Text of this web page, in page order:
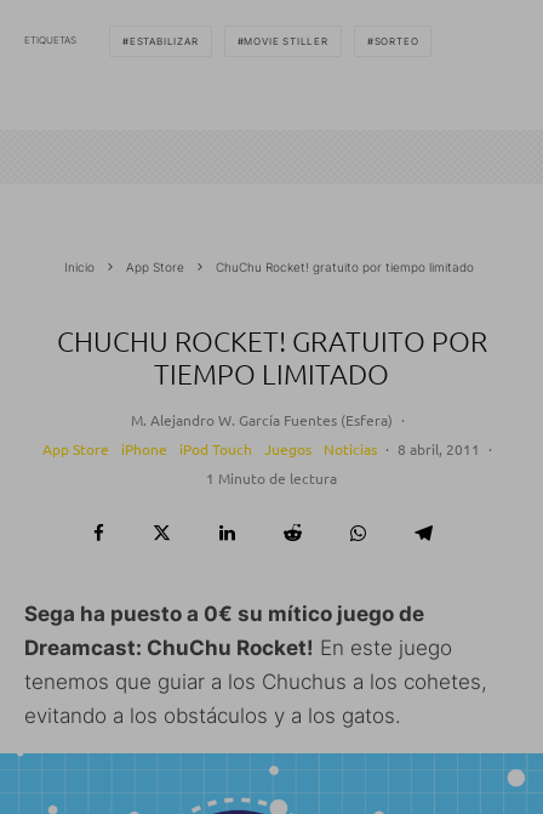
ETIQUETAS ESTABILIZAR MOVIE STILLER SORTEO
Inicio App Store ChuChu Rocket! gratuito por tiempo limitado
CHUCHU ROCKET! GRATUITO POR
TIEMPO LIMITADO
M. Alejandro W. García Fuentes (Esfera) ·
App Store
iPhone iPod Touch Juegos Noticias · 8 abril, 2011
·
1 Minuto de lectura
Sega ha puesto a 0€ su mítico juego de
Dreamcast: ChuChu Rocket! En este juego
tenemos que guiar a los Chuchus a los cohetes,
evitando a los obstáculos y a los gatos.